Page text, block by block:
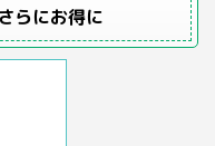
らにお得に